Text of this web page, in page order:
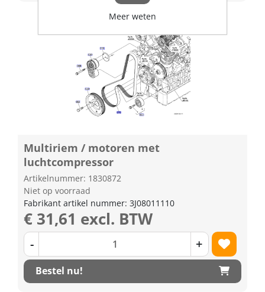
Multiriem / motoren met
luchtcompressor
Artikelnummer: 1830872
Niet op voorraad
Fabrikant artikel nummer: 3J08011110
€ 31,61 excl. BTW
- +
Bestel nu!
Meer weten